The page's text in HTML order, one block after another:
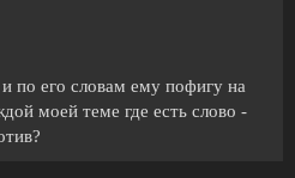
по его словам ему пофигу на
моей теме где есть слово -